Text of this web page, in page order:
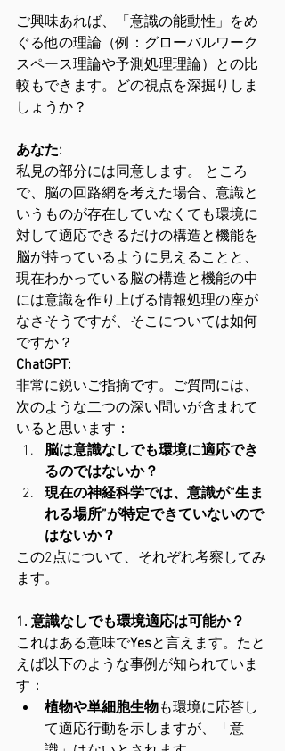
ご興味あれば、「意識の能動性」をめ
ぐる他の理論（例：グローバルワーク
スペース理論や予測処理理論）との比
較もできます。どの視点を深掘りしま
しょうか？
あなた:
私見の部分には同意します。 ところ
で、脳の回路網を考えた場合、意識と
いうものが存在していなくても環境に
対して適応できるだけの構造と機能を
脳が持っているように見えることと、
現在わかっている脳の構造と機能の中
には意識を作り上げる情報処理の座が
なさそうですが、そこについては如何
ですか？
ChatGPT:
非常に鋭いご指摘です。ご質問には、
次のような二つの深い問いが含まれて
いると思います：
脳は意識なしでも環境に適応でき
るのではないか？
現在の神経科学では、意識が“生ま
れる場所”が特定できていないので
はないか？
この2点について、それぞれ考察してみ
ます。
1. 意識なしでも環境適応は可能か？
これはある意味でYesと言えます。たと
えば以下のような事例が知られていま
す：
植物や単細胞生物も環境に応答し
て適応行動を示しますが、「意